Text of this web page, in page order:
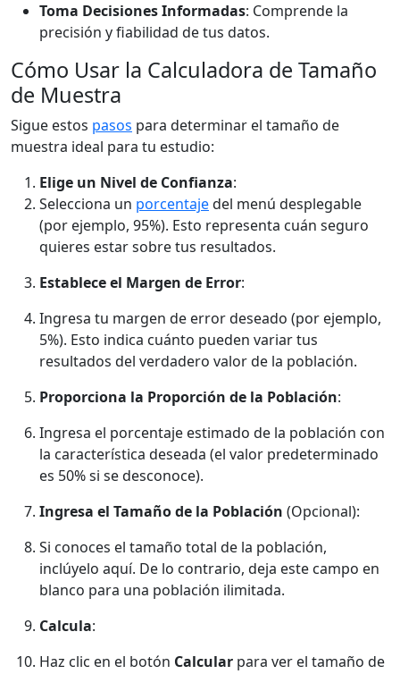
Toma Decisiones Informadas: Comprende la
precisión y fiabilidad de tus datos.
Cómo Usar la Calculadora de Tamaño
de Muestra
Sigue estos pasos para determinar el tamaño de
muestra ideal para tu estudio:
Elige un Nivel de Confianza:
Selecciona un porcentajedel menú desplegable
(por ejemplo, 95%). Esto representa cuán seguro
quieres estar sobre tus resultados.
Establece el Margen de Error:
Ingresa tu margen de error deseado (por ejemplo,
5%). Esto indica cuánto pueden variar tus
resultados del verdadero valor de la población.
Proporciona la Proporción de la Población:
Ingresa el porcentaje estimado de la población con
la característica deseada (el valor predeterminado
es 50% si se desconoce).
Ingresa el Tamaño de la Población (Opcional):
Si conoces el tamaño total de la población,
inclúyelo aquí. De lo contrario, deja este campo en
blanco para una población ilimitada.
Calcula:
Haz clic en el botón Calcular para ver el tamaño de